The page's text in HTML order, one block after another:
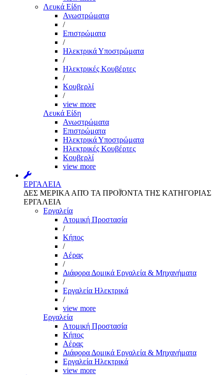
Λευκά Είδη
Ανωστρώματα
/
Επιστρώματα
/
Ηλεκτρικά Υποστρώματα
/
Ηλεκτρικές Κουβέρτες
/
Κουβερλί
/
view more
Λευκά Είδη
Ανωστρώματα
Επιστρώματα
Ηλεκτρικά Υποστρώματα
Ηλεκτρικές Κουβέρτες
Κουβερλί
view more
ΕΡΓΑΛΕΙΑ
ΔΕΣ ΜΕΡΙΚΑ ΑΠΌ ΤΑ ΠΡΟΪΌΝΤΑ ΤΗΣ ΚΑΤΗΓΟΡΙΑΣ
ΕΡΓΑΛΕΙΑ
Εργαλεία
Aτομική Προστασία
/
Kήπος
/
Αέρας
/
Διάφορα Δομικά Εργαλεία & Μηχανήματα
/
Εργαλεία Ηλεκτρικά
/
view more
Εργαλεία
Aτομική Προστασία
Kήπος
Αέρας
Διάφορα Δομικά Εργαλεία & Μηχανήματα
Εργαλεία Ηλεκτρικά
view more